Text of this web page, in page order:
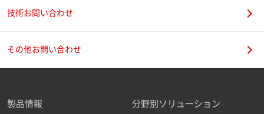
ご勤務先
技術お問い合わせ
その他お問い合わせ
製品情報 分野別ソリューション